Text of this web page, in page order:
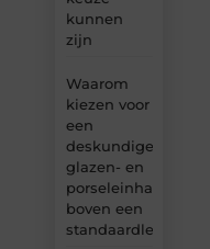
kunnen
zijn
Waarom
kiezen voor
een
deskundige
glazen- en
porseleinhandelaar
boven een